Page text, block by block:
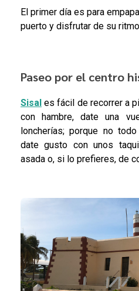
El primer día es para
puerto y disfrutar de su
Paseo por el centro
Sisal es fácil de recorrer a
con hambre, date una
loncherías; porque no
date gusto con unos
asada o, si lo prefieres, de